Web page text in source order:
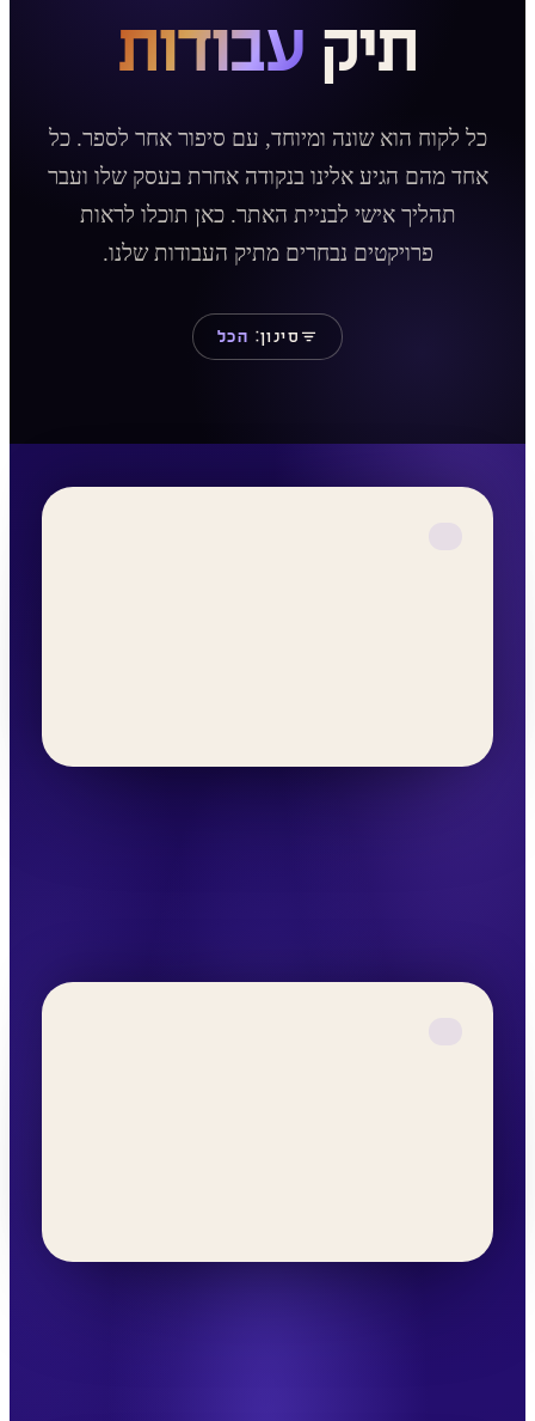
תיק עבודות
כל לקוח הוא שונה ומיוחד, עם סיפור אחר לספר. כל
אחד מהם הגיע אלינו בנקודה אחרת בעסק שלו ועבר
תהליך אישי לבניית האתר. כאן תוכלו לראות
פרויקטים נבחרים מתיק העבודות שלנו.
סינון: הכל